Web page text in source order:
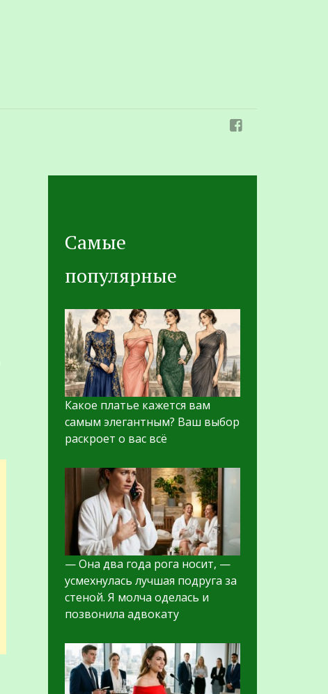
Самые
популярные
Какое платье кажется вам
самым элегантным? Ваш выбор
раскроет о вас всё
— Она два года рога носит, —
усмехнулась лучшая подруга за
стеной. Я молча оделась и
позвонила адвокату